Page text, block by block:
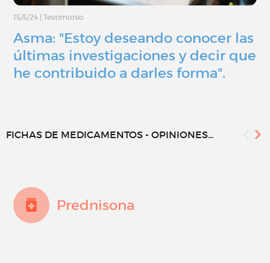
15/5/24 Testimonio
Asma: "Estoy deseando conocer las
últimas investigaciones y decir que
he contribuido a darles forma".
FICHAS DE MEDICAMENTOS - OPINIONES...
Prednisona